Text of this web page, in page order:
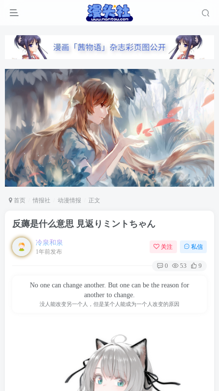
首页 情报社 动漫情报 正文
反薅是什么意思 見返りミントちゃん
冷泉和泉
1年前发布
关注 私信
0 53 9
No one can change another. But one can be the reason for
another to change.
没人能改变另一个人，但是某个人能成为一个人改变的原因